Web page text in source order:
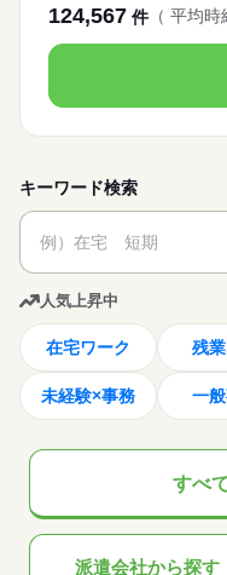
124,567 件 （ 平均
キーワード検索
人気上昇中
在宅ワーク 残
未経験×事務 一
すべ
派遣会社から探す